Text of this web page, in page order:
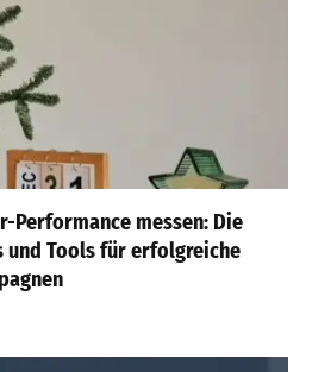
Performance messen: Die
und Tools für erfolgreiche